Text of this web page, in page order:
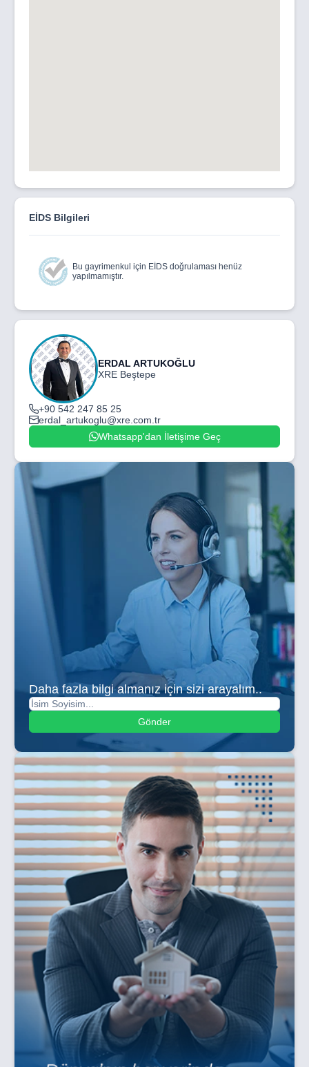
EİDS Bilgileri
Bu gayrimenkul için EİDS doğrulaması henüz
yapılmamıştır.
ERDAL ARTUKOĞLU
XRE Beştepe
+90 542 247 85 25
erdal_artukoglu@xre.com.tr
Whatsapp'dan İletişime Geç
Daha fazla bilgi almanız için sizi arayalım..
Gönder